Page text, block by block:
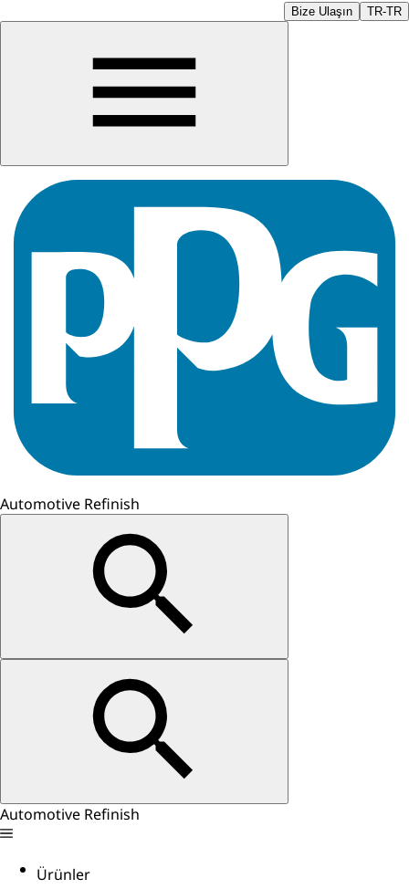
Bize Ulaşın TR-TR
Automotive Refinish
Automotive Refinish
Ürünler